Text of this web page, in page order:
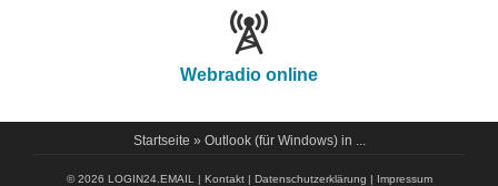
Webradio online
Startseite » Outlook (für Windows) in ...
© 2026 LOGIN24.EMAIL | Kontakt| Datenschutzerklärung | Impressum